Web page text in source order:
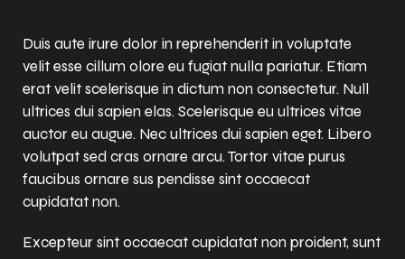
Duis aute irure dolor in reprehenderit in voluptate
velit esse cillum olore eu fugiat nulla pariatur. Etiam
erat velit scelerisque in dictum non consectetur. Null
ultrices dui sapien elas. Scelerisque eu ultrices vitae
auctor eu augue. Nec ultrices dui sapien eget. Libero
volutpat sed cras ornare arcu. Tortor vitae purus
faucibus ornare sus pendisse sint occaecat
cupidatat non.
Excepteur sint occaecat cupidatat non proident, sunt